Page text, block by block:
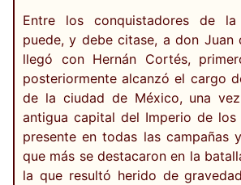
Entre los conquistadores de la
puede, y debe citase, a don Juan
llegó con Hernán Cortés,
posteriormente alcanzó el cargo
de la ciudad de México, una
antigua capital del Imperio de los
presente en todas las campañas
que más se destacaron en la
la que resultó herido de